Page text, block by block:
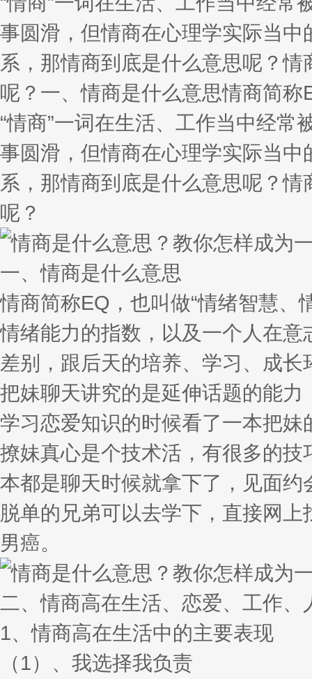
事圆滑，但情商在心理学实际当
系，那情商到底是什么意思呢？
呢？一、情商是什么意思情商简称
“情商”一词在生活、工作当中经
事圆滑，但情商在心理学实际当
系，那情商到底是什么意思呢？
呢？
一、情商是什么意思
情商简称EQ，也叫做“情绪智慧、
情绪能力的指数，以及一个人在
差别，跟后天的培养、学习、成
把妹聊天讲究的是延伸话题的能
学习恋爱知识的时候看了一本把
撩妹真心是个技术活，有很多的
本都是聊天时候就拿下了，见面
脱单的兄弟可以去学下，直接网
男癌。
二、情商高在生活、恋爱、工作、
1、情商高在生活中的主要表现
（1）、我选择我负责